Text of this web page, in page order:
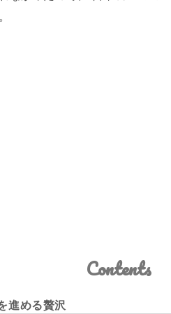
Contents
進める贅沢